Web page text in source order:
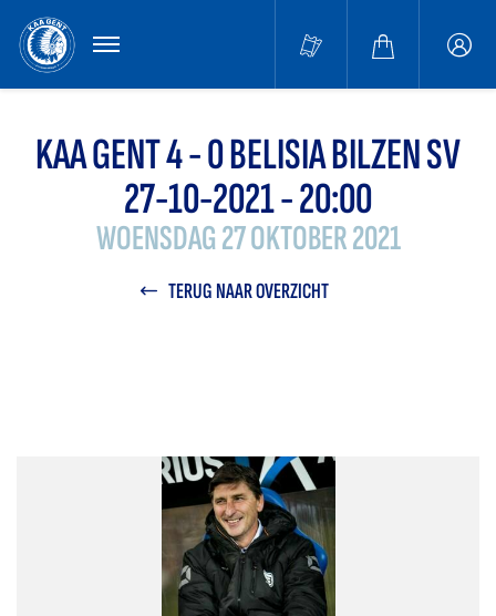
MENU
KAA GENT 4 - 0 BELISIA BILZEN SV
27-10-2021 - 20:00
WOENSDAG 27 OKTOBER 2021
TERUG NAAR OVERZICHT